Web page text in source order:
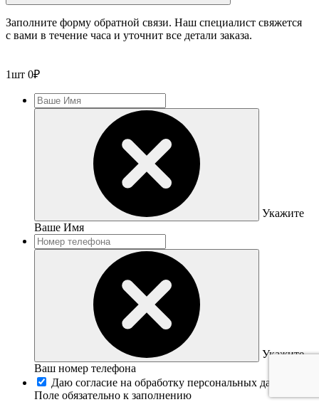
Заполните форму обратной связи. Наш специалист свяжется
с вами в течение часа и уточнит все детали заказа.
1шт 0₽
Укажите
Ваше Имя
Укажите
Ваш номер телефона
Даю согласие на обработку персональных данных
Поле обязательно к заполнению